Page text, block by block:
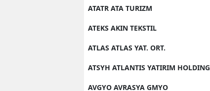
ATATR ATA TURIZM
ATEKS AKIN TEKSTIL
ATLAS ATLAS YAT. ORT.
ATSYH ATLANTIS YATIRIM HOLDING
AVGYO AVRASYA GMYO